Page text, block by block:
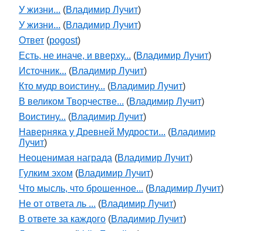
У жизни... (Владимир Лучит)
У жизни... (Владимир Лучит)
Ответ (pogost)
Есть, не иначе, и вверху... (Владимир Лучит)
Источник... (Владимир Лучит)
Кто мудр воистину... (Владимир Лучит)
В великом Творчестве... (Владимир Лучит)
Воистину... (Владимир Лучит)
Наверняка у Древней Мудрости... (Владимир
Лучит)
Неоценимая награда (Владимир Лучит)
Гулким эхом (Владимир Лучит)
Что мысль, что брошенное... (Владимир Лучит)
Не от ответа ль ... (Владимир Лучит)
В ответе за каждого (Владимир Лучит)